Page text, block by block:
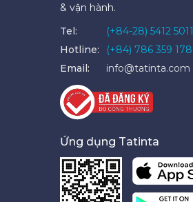
& vận hành.
Tel:
(+84-28) 5412 5011
Hotline:
(+84) 786 359 178
Email:
info@tatinta.com
Ứng dụng Tatinta